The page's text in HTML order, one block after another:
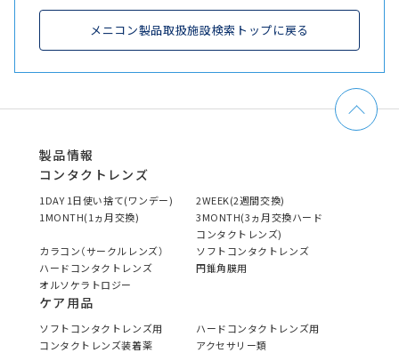
メニコン製品取扱施設検索トップに戻る
製品情報
コンタクトレンズ
1DAY 1日使い捨て(ワンデー)
2WEEK(2週間交換)
1MONTH(1ヵ月交換)
3MONTH(3ヵ月交換ハード
コンタクトレンズ)
カラコン（サークルレンズ）
ソフトコンタクトレンズ
ハードコンタクトレンズ
円錐角膜用
オルソケラトロジー
ケア用品
ソフトコンタクトレンズ用
ハードコンタクトレンズ用
コンタクトレンズ装着薬
アクセサリー類